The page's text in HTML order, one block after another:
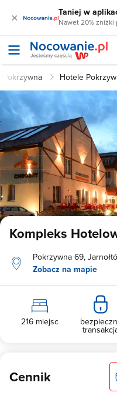
× Taniej w
Nawet 20%
Hotele
Kompleks
Pokrzywna 69,
Zobacz na mapie
216 miejsc
Cennik